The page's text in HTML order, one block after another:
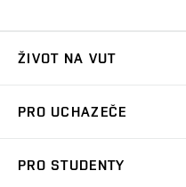
ŽIVOT NA VUT
Koleje
PRO UCHAZEČE
PRO STUDENTY